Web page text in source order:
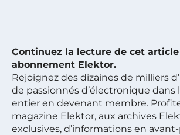
Continuez la lecture de cet
abonnement Elektor.
Rejoignez des dizaines de milliers
de passionnés d’électronique dans
entier en devenant membre.
magazine Elektor, aux archives
exclusives, d’informations en